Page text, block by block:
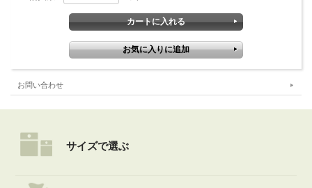
お問い合わせ
サイズで選ぶ